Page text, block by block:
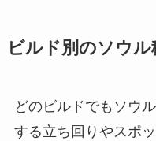
ビルド別のソウ
どのビルドでもソウ
する立ち回りやスポ